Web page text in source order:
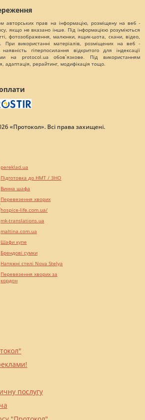
авторських прав на інформацію, розміщену на веб -
якщо не вказано інше. Під інформацією розуміються
фотозображення, малюнки, ящик-шота, скани, відео,
При використанні матеріалів, розміщених на веб -
гіперпосилання відкритого для індексації
на protocol.ua обов`язкове. Під використанням
адаптація, рерайтинг, модифікація тощо.
«Протокол». Всі права захищені.
послугу
pereklad.ua
Підготовка до НМТ / ЗНО
Винна шафа
Перевезення хворих
hospice-life.com.ua/
mk-translations.ua
maltina.com.ua
Шафи купе
Брендові сумки
Натяжні стелі Nova Stelya
Перевезення хворих за
кордон